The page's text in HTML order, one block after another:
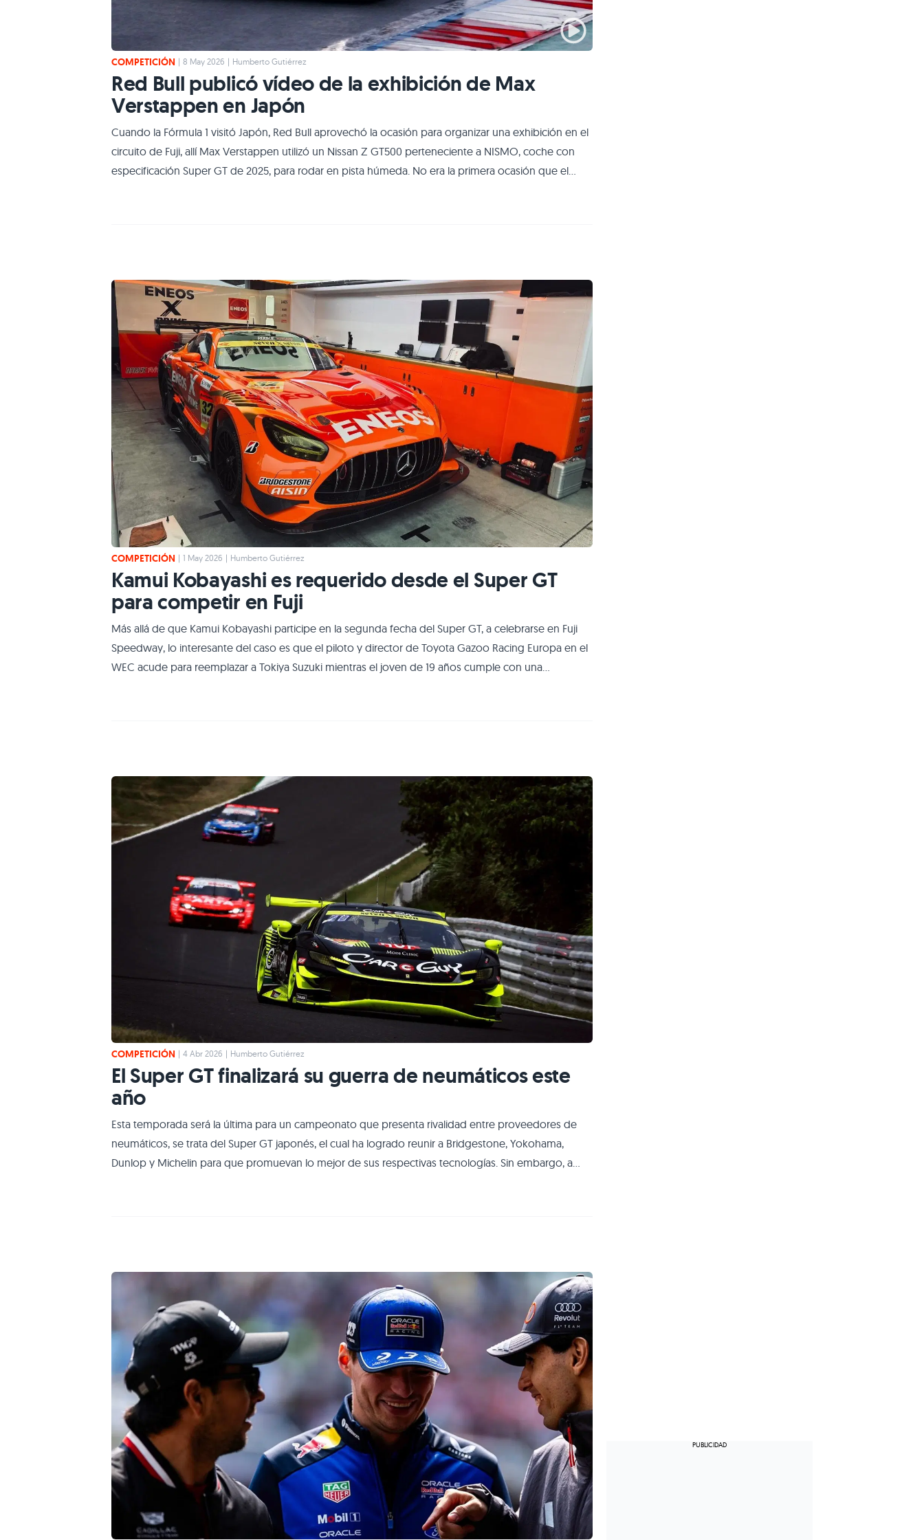
COMPETICIÓN | 8 May 2026 | Humberto Gutiérrez
Red Bull publicó vídeo de la exhibición de Max
Verstappen en Japón
Cuando la Fórmula 1 visitó Japón, Red Bull aprovechó la ocasión para organizar una exhibición en el
circuito de Fuji, allí Max Verstappen utilizó un Nissan Z GT500 perteneciente a NISMO, coche con
especificación Super GT de 2025, para rodar en pista húmeda. No era la primera ocasión que el
COMPETICIÓN | 1 May 2026 | Humberto Gutiérrez
Kamui Kobayashi es requerido desde el Super GT
para competir en Fuji
Más allá de que Kamui Kobayashi participe en la segunda fecha del Super GT, a celebrarse en Fuji
Speedway, lo interesante del caso es que el piloto y director de Toyota Gazoo Racing Europa en el
WEC acude para reemplazar a Tokiya Suzuki mientras el joven de 19 años cumple con una
COMPETICIÓN | 4 Abr 2026 | Humberto Gutiérrez
El Super GT finalizará su guerra de neumáticos este
año
Esta temporada será la última para un campeonato que presenta rivalidad entre proveedores de
neumáticos, se trata del Super GT japonés, el cual ha logrado reunir a Bridgestone, Yokohama,
Dunlop y Michelin para que promuevan lo mejor de sus respectivas tecnologías. Sin embargo, a